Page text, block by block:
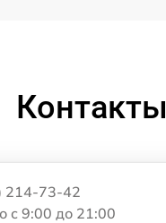
Контакты
214-73-42
с 9:00 до 21:00